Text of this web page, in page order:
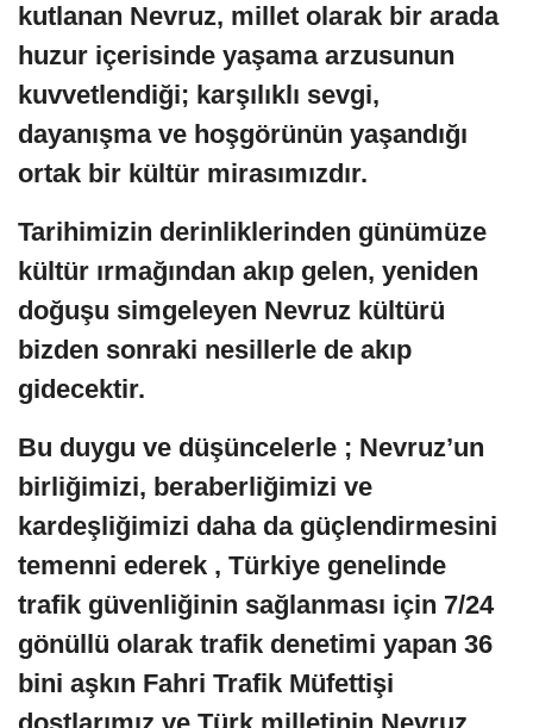
kutlanan Nevruz, millet olarak bir arada
huzur içerisinde yaşama arzusunun
kuvvetlendiği; karşılıklı sevgi,
dayanışma ve hoşgörünün yaşandığı
ortak bir kültür mirasımızdır.
Tarihimizin derinliklerinden günümüze
kültür ırmağından akıp gelen, yeniden
doğuşu simgeleyen Nevruz kültürü
bizden sonraki nesillerle de akıp
gidecektir.
Bu duygu ve düşüncelerle ; Nevruz’un
birliğimizi, beraberliğimizi ve
kardeşliğimizi daha da güçlendirmesini
temenni ederek , Türkiye genelinde
trafik güvenliğinin sağlanması için 7/24
gönüllü olarak trafik denetimi yapan 36
bini aşkın Fahri Trafik Müfettişi